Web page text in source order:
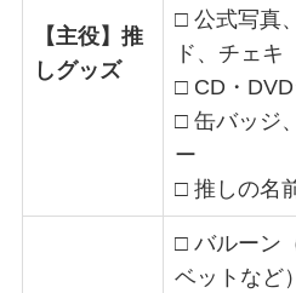
【主役】推
しグッズ
□ 公式写真
ド、チェキ
□ CD・
□ 缶バッジ
ー
□ 推しの名
□ バルーン
ベットなど）